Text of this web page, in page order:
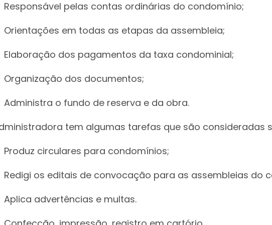
Responsável pelas contas ordinárias do condomínio;
Orientações em todas as etapas da assembleia;
Elaboração dos pagamentos da taxa condominial;
Organização dos documentos;
Administra o fundo de reserva e da obra.
tem algumas tarefas que são consideradas
Produz circulares para condomínios;
Redigi os editais de convocação para as assembleias do
Aplica advertências e multas.